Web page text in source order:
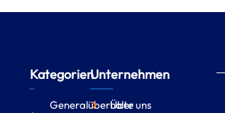
Kategorien
Generalüberholte
Unternehmen
Über uns